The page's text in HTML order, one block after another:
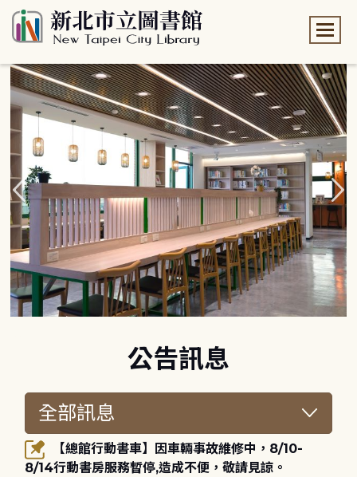
公告訊息
8/14行動書房服務暫停,造成不便，敬請見諒。